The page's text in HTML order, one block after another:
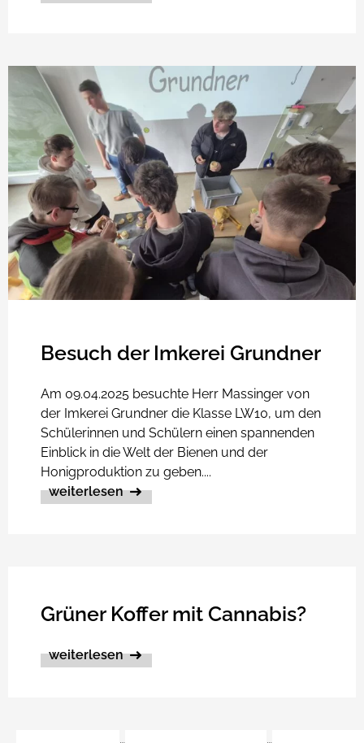
Besuch der Imkerei Grundner
Am 09.04.2025 besuchte Herr Massinger von
der Imkerei Grundner die Klasse LW10, um den
Schülerinnen und Schülern einen spannenden
Einblick in die Welt der Bienen und der
Honigproduktion zu geben....
weiterlesen
Grüner Koffer mit Cannabis?
weiterlesen
… …